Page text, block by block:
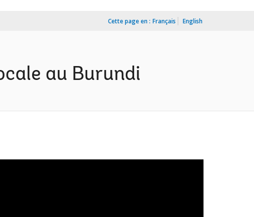
Cette page en : Français English
au Burundi